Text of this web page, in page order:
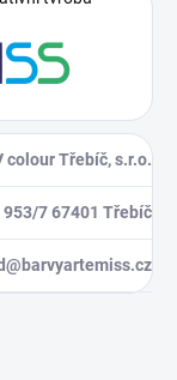
colour Třebíč, s.r.o.
953/7 67401 Třebíč